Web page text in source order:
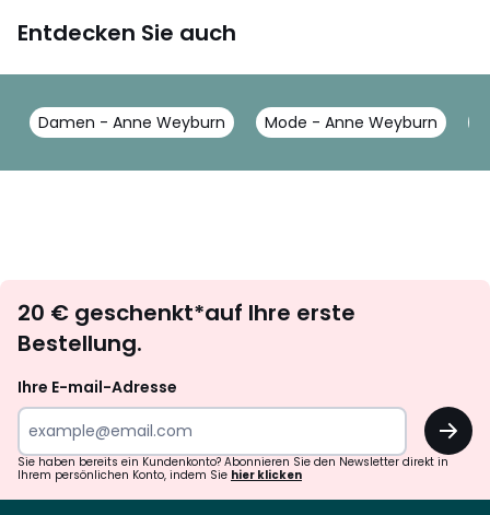
Entdecken Sie auch
Damen - Anne Weyburn Mode - Anne Weyburn
abonnieren
20 € geschenkt*auf Ihre erste
Bestellung.
Ihre E-mail-Adresse
OK
Sie haben bereits ein Kundenkonto? Abonnieren Sie den Newsletter direkt in
Ihrem persönlichen Konto, indem Sie hier klicken